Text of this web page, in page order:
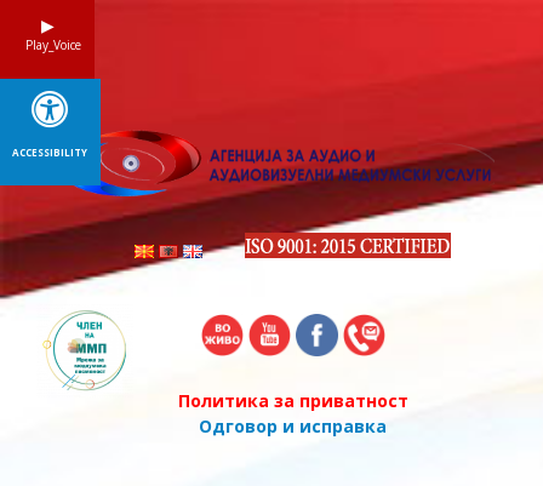
Политика за приватност
Одговор и исправка
Play_Voice
ACCESSIBILITY